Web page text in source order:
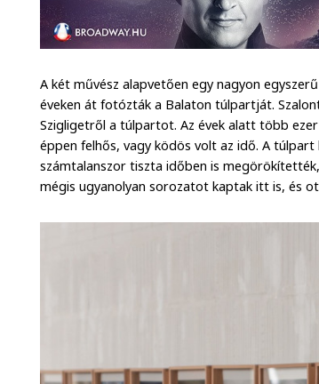
A két művész alapvetően egy nagyon
éveken át fotózták a Balaton túlpartját.
Szigligetről a túlpartot. Az évek alatt több
éppen felhős, vagy ködös volt az idő. A
számtalanszor tiszta időben is
mégis ugyanolyan sorozatot kaptak itt is, és